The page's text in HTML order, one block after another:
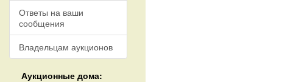
Ответы на ваши
сообщения
Владельцам аукционов
Аукционные дома: